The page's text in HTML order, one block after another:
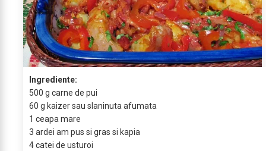
Ingrediente:
500 g carne de pui
60 g kaizer sau slaninuta afumata
1 ceapa mare
3 ardei am pus si gras si kapia
4 catei de usturoi